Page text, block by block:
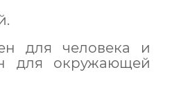
для человека и
для окружающей